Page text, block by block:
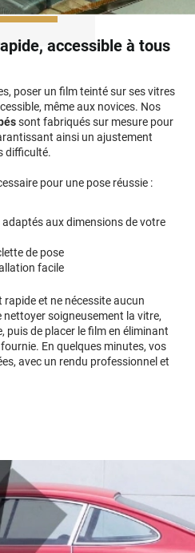
accessible à tous
poser un film teinté sur ses vitres
même aux novices. Nos
sont fabriqués sur mesure pour
ainsi un ajustement
difficulté.
pour une pose réussie :
adaptés aux dimensions de votre
de pose
facile
et ne nécessite aucun
soigneusement la vitre,
puis de placer le film en éliminant
En quelques minutes, vos
avec un rendu professionnel et